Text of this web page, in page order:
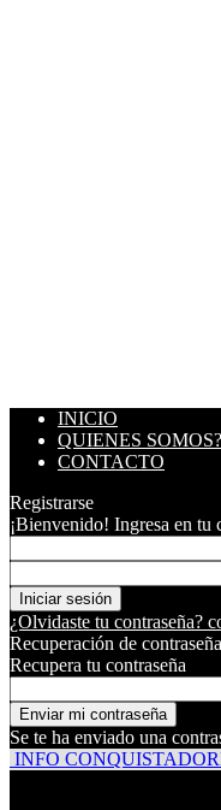
INICIO
QUIENES SOMOS?
CONTACTO
Registrarse
¡Bienvenido! Ingresa en tu
¿Olvidaste tu contraseña?
Recuperación de contraseña
Recupera tu contraseña
Se te ha enviado una
INFO